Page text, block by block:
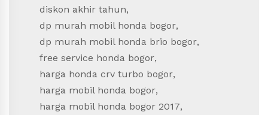
diskon akhir tahun,
dp murah mobil honda bogor,
dp murah mobil honda brio bogor,
free service honda bogor,
harga honda crv turbo bogor,
harga mobil honda bogor,
harga mobil honda bogor 2017,